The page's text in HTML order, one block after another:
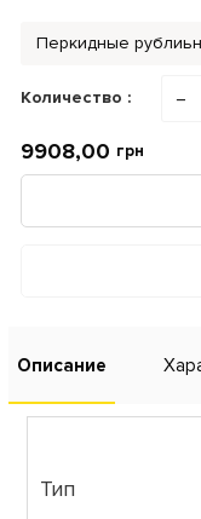
Перкидные
Количество : −
9908,00 грн
Описание
Тип